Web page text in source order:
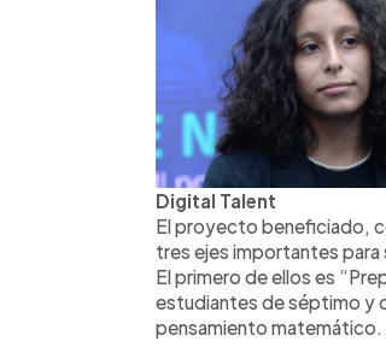
Digital Talent
El proyecto beneficiado,
tres ejes importantes para
El primero de ellos es
estudiantes de séptimo y
pensamiento matemático.